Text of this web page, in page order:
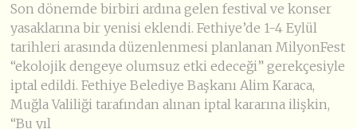
Son dönemde birbiri ardına gelen festival ve konser
yasaklarına bir yenisi eklendi. Fethiye’de 1-4 Eylül
tarihleri arasında düzenlenmesi planlanan MilyonFest
“ekolojik dengeye olumsuz etki edeceği” gerekçesiyle
iptal edildi. Fethiye Belediye Başkanı Alim Karaca,
Muğla Valiliği tarafından alınan iptal kararına ilişkin,
“Bu yıl